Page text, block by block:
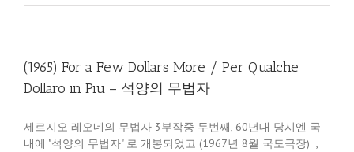
(1965) For a Few Dollars More / Per Qualche
Dollaro in Piu – 석양의 무법자
세르지오 레오네의 무법자 3부작중 두번째, 60년대 당시엔 국
내에 "석양의 무법자" 로 개봉되었고 (1967년 8월 국도극장) ,